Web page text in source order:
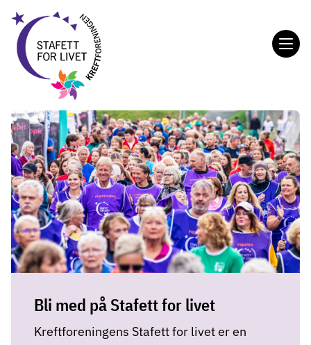
hovedinnholdet
Stafett
for
livet
Bli med på Stafett for livet
Kreftforeningens Stafett for livet er en